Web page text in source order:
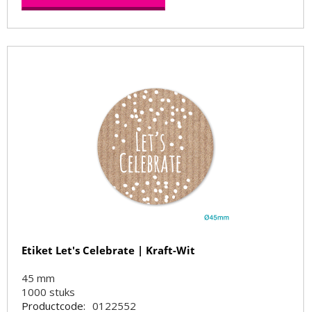
Etiket Let's Celebrate | Kraft-Wit
45 mm
1000 stuks
Productcode: 0122552